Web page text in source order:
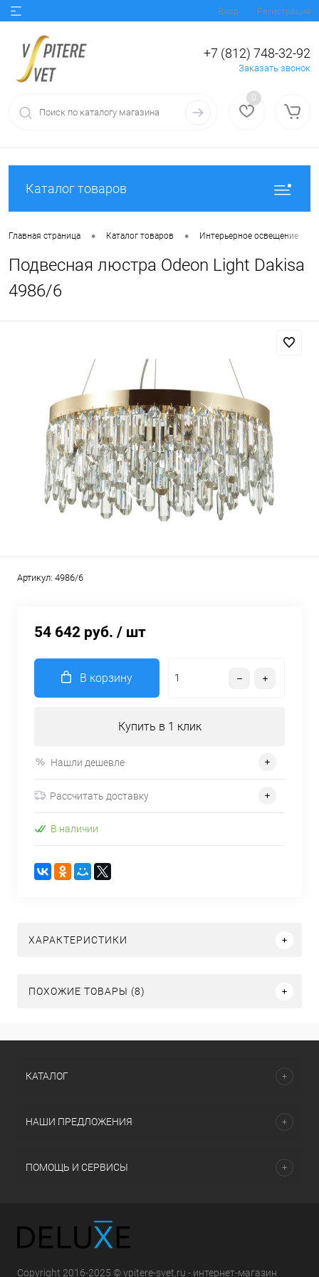
Вход Регистрация
+7 (812) 748-32-92
Заказать звонок
0
Каталог товаров
Главная страница • Каталог товаров • Интерьерное освещение
Подвесная люстра Odeon Light Dakisa
4986/6
Артикул: 4986/6
54 642 руб. / шт
В корзину
Купить в 1 клик
Нашли дешевле
Рассчитать доставку
В наличии
ХАРАКТЕРИСТИКИ
ПОХОЖИЕ ТОВАРЫ (8)
КАТАЛОГ
НАШИ ПРЕДЛОЖЕНИЯ
ПОМОЩЬ И СЕРВИСЫ
Copyright 2016-2025 © vpitere-svet.ru - интернет-магазин